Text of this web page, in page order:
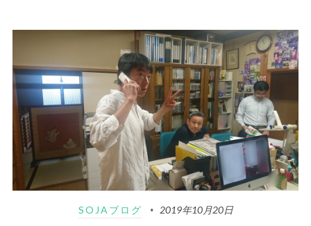
SOJAブログ 2019年10月20日